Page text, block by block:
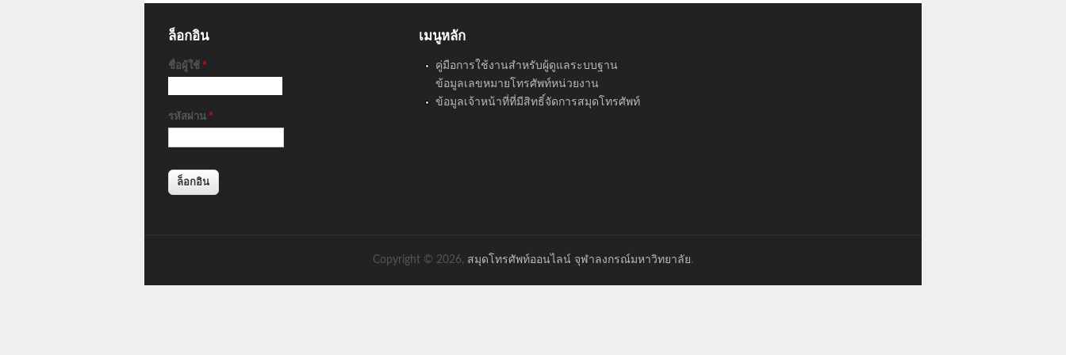
ล็อกอิน
ชื่อผู้ใช้ *
รหัสผ่าน *
เมนูหลัก
คู่มือการใช้งานสำหรับผู้ดูแลระบบฐาน
ข้อมูลเลขหมายโทรศัพท์หน่วยงาน
ข้อมูลเจ้าหน้าที่ที่มีสิทธิ์จัดการสมุดโทรศัพท์
Copyright © 2026, สมุดโทรศัพท์ออนไลน์ จุฬาลงกรณ์มหาวิทยาลัย.